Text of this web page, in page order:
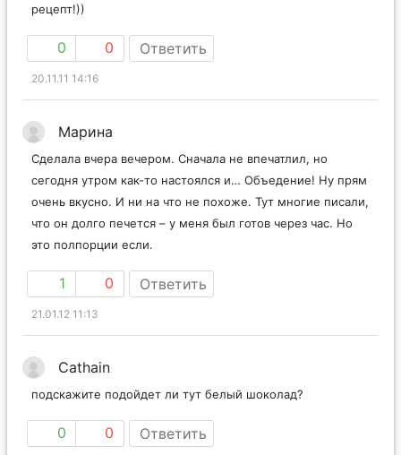
рецепт!))
0 0 Ответить
20.11.11 14:16
Марина
Сделала вчера вечером. Сначала не впечатлил, но
сегодня утром как-то настоялся и… Объедение! Ну прям
очень вкусно. И ни на что не похоже. Тут многие писали,
что он долго печется – у меня был готов через час. Но
это полпорции если.
1 0 Ответить
21.01.12 11:13
Cathain
подскажите подойдет ли тут белый шоколад?
0 0 Ответить